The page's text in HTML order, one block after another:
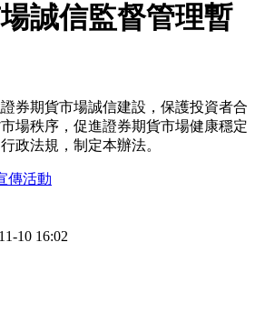
誠信監督管理暫
券期貨市場誠信建設，保護投資者合
場秩序，促進證券期貨市場健康穩定
政法規，制定本辦法。
傳活動
10 16:02